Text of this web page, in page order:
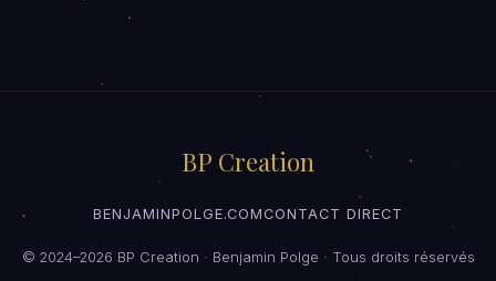
BP Creation
BENJAMINPOLGE.COM CONTACT DIRECT
© 2024–2026 BP Creation · Benjamin Polge · Tous droits réservés